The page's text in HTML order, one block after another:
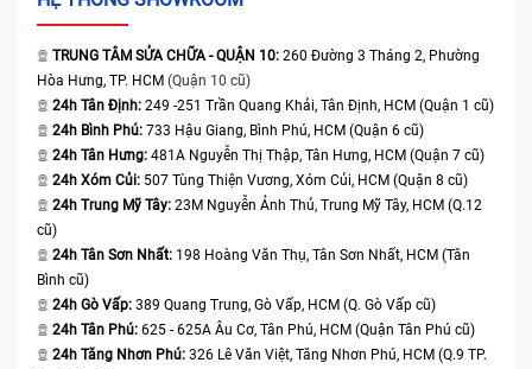
TRUNG TÂM SỬA CHỮA - QUẬN 10: 260 Đường 3 Tháng 2, Phường
Hòa Hưng, TP. HCM (Quận 10 cũ)
24h Tân Định: 249 -251 Trần Quang Khải, Tân Định, HCM (Quận 1 cũ)
24h Bình Phú: 733 Hậu Giang, Bình Phú, HCM (Quận 6 cũ)
24h Tân Hưng: 481A Nguyễn Thị Thập, Tân Hưng, HCM (Quận 7 cũ)
24h Xóm Củi: 507 Tùng Thiện Vương, Xóm Củi, HCM (Quận 8 cũ)
24h Trung Mỹ Tây: 23M Nguyễn Ảnh Thủ, Trung Mỹ Tây, HCM (Q.12
cũ)
24h Tân Sơn Nhất: 198 Hoàng Văn Thụ, Tân Sơn Nhất, HCM (Tân
Bình cũ)
24h Gò Vấp: 389 Quang Trung, Gò Vấp, HCM (Q. Gò Vấp cũ)
24h Tân Phú: 625 - 625A Âu Cơ, Tân Phú, HCM (Quận Tân Phú cũ)
24h Tăng Nhơn Phú: 326 Lê Văn Việt, Tăng Nhơn Phú, HCM (Q.9 TP.